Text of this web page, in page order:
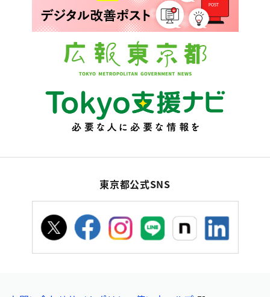
東京都公式SNS